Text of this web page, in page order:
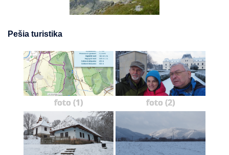
Pešia turistika
foto (1) foto (2)